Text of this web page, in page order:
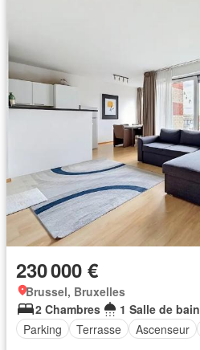
230 000 €
Brussel, Bruxelles
2 Chambres
1 Salle de bain
Parking
Terrasse Ascenseur